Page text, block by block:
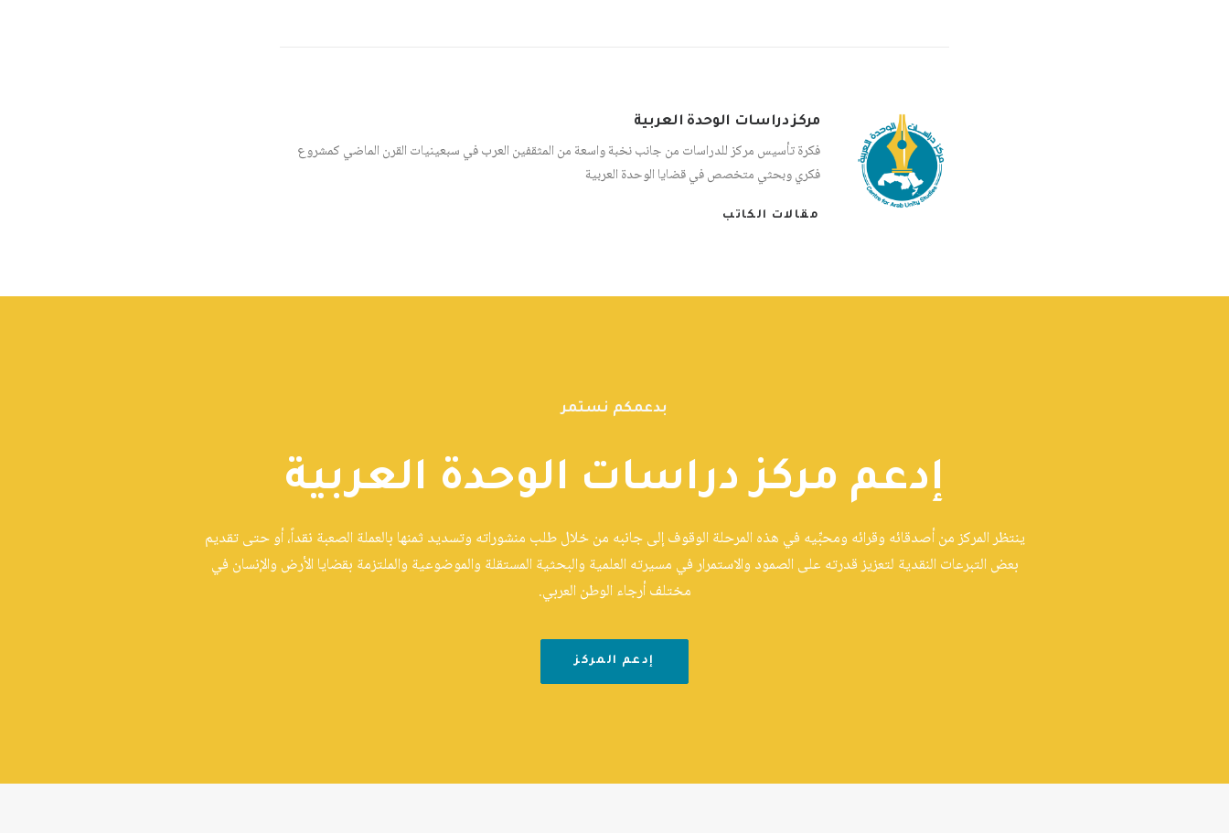
مركز دراسات الوحدة العربية
فكرة تأسيس مركز للدراسات من جانب نخبة واسعة من المثقفين العرب في سبعينيات القرن الماضي كمشروع
فكري وبحثي متخصص في قضايا الوحدة العربية
مقالات الكاتب
بدعمكم نستمر
إدعم مركز دراسات الوحدة العربية
ينتظر المركز من أصدقائه وقرائه ومحبِّيه في هذه المرحلة الوقوف إلى جانبه من خلال طلب منشوراته وتسديد ثمنها بالعملة الصعبة نقداً، أو حتى تقديم
بعض التبرعات النقدية لتعزيز قدرته على الصمود والاستمرار في مسيرته العلمية والبحثية المستقلة والموضوعية والملتزمة بقضايا الأرض والإنسان في
مختلف أرجاء الوطن العربي.
إدعم المركز